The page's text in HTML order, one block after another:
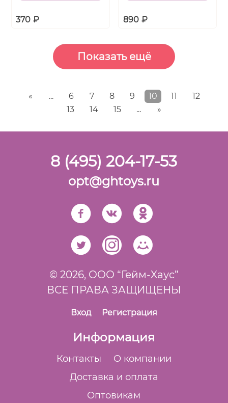
370 ₽ 890 ₽
« ... 6 7 8 9 10 11
12
13
14 15 ... »
8 (495) 204-17-53
opt@ghtoys.ru
© 2026, ООО “Гейм-Xаус”
ВСЕ ПРАВА ЗАЩИЩЕНЫ
Вход Регистрация
Информация
Контакты
О компании
Доставка и оплата
Оптовикам